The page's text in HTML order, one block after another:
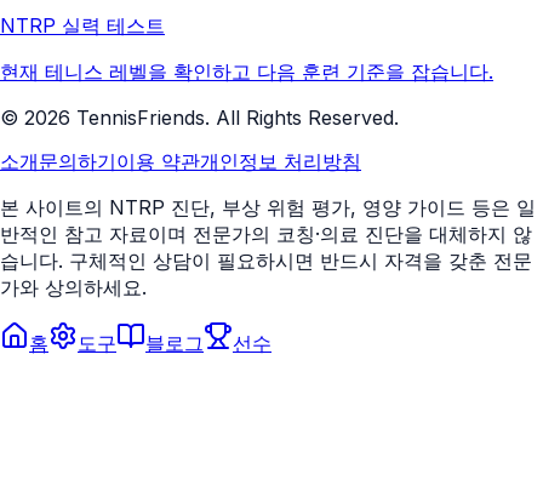
NTRP 실력 테스트
현재 테니스 레벨을 확인하고 다음 훈련 기준을 잡습니다.
© 2026 TennisFriends. All Rights Reserved.
소개문의하기이용 약관개인정보 처리방침
본 사이트의 NTRP 진단, 부상 위험 평가, 영양 가이드 등은 일
반적인 참고 자료이며 전문가의 코칭·의료 진단을 대체하지 않
습니다. 구체적인 상담이 필요하시면 반드시 자격을 갖춘 전문
가와 상의하세요.
홈 도구 블로그 선수